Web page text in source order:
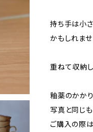
持ち手は小
かもしれま
重ねて収納
釉薬のかか
写真と同じ
ご購入の際